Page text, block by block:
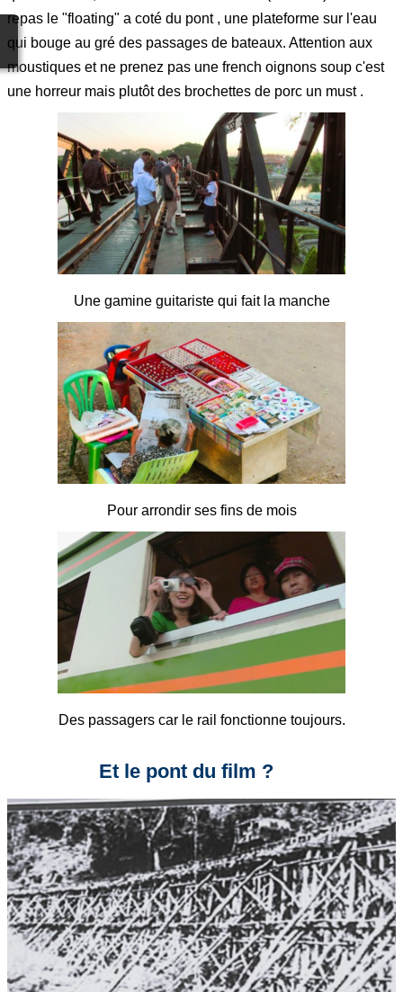
repas le "floating" a coté du pont , une plateforme sur l'eau
qui bouge au gré des passages de bateaux. Attention aux
moustiques et ne prenez pas une french oignons soup c'est
une horreur mais plutôt des brochettes de porc un must .
Une gamine guitariste qui fait la manche
Pour arrondir ses fins de mois
Des passagers car le rail fonctionne toujours.
Et le pont du film ?